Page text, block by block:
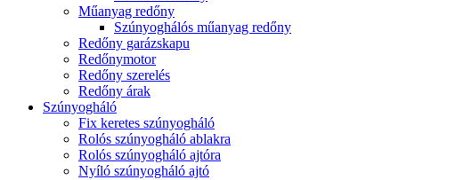
Műanyag redőny
Szúnyoghálós műanyag redőny
Redőny garázskapu
Redőnymotor
Redőny szerelés
Redőny árak
Szúnyogháló
Fix keretes szúnyogháló
Rolós szúnyogháló ablakra
Rolós szúnyogháló ajtóra
Nyíló szúnyogháló ajtó